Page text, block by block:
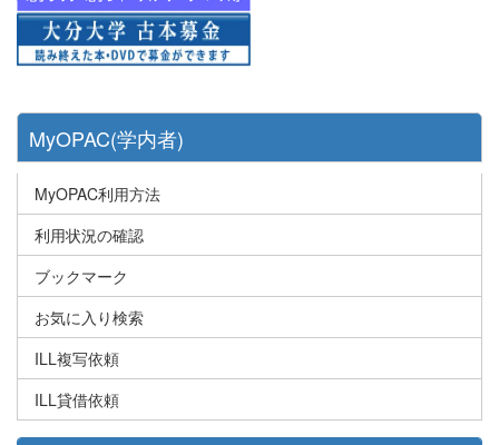
MyOPAC(学内者)
MyOPAC利用方法
利用状況の確認
ブックマーク
お気に入り検索
ILL複写依頼
ILL貸借依頼